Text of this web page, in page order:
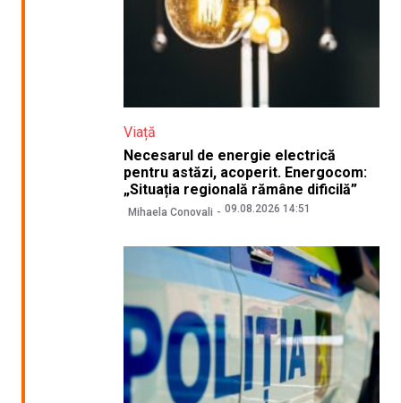
Viață
Necesarul de energie electrică
pentru astăzi, acoperit. Energocom:
„Situația regională rămâne dificilă”
Mihaela Conovali 09.08.2026 14:51